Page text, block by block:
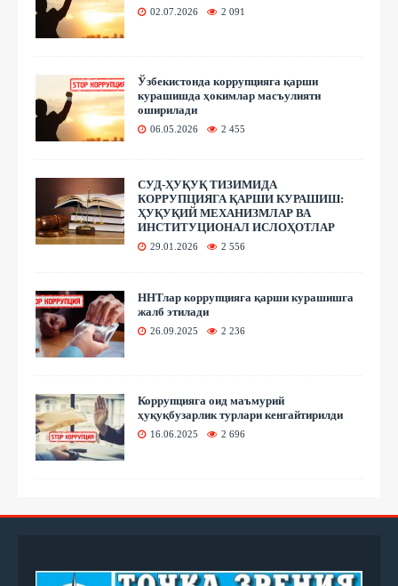
02.07.2026 2 091
Ўзбекистонда коррупцияга қарши
курашишда ҳокимлар масъулияти
оширилади
06.05.2026 2 455
СУД-ҲУҚУҚ ТИЗИМИДА
КОРРУПЦИЯГА ҚАРШИ КУРАШИШ:
ҲУҚУҚИЙ МЕХАНИЗМЛАР ВА
ИНСТИТУЦИОНАЛ ИСЛОҲОТЛАР
29.01.2026 2 556
ННТлар коррупцияга қарши курашишга
жалб этилади
26.09.2025 2 236
Коррупцияга оид маъмурий
ҳуқуқбузарлик турлари кенгайтирилди
16.06.2025 2 696